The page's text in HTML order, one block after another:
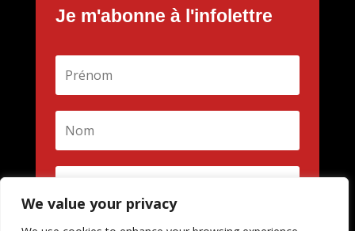
We value your privacy
Je m'abonne à l'infolettre